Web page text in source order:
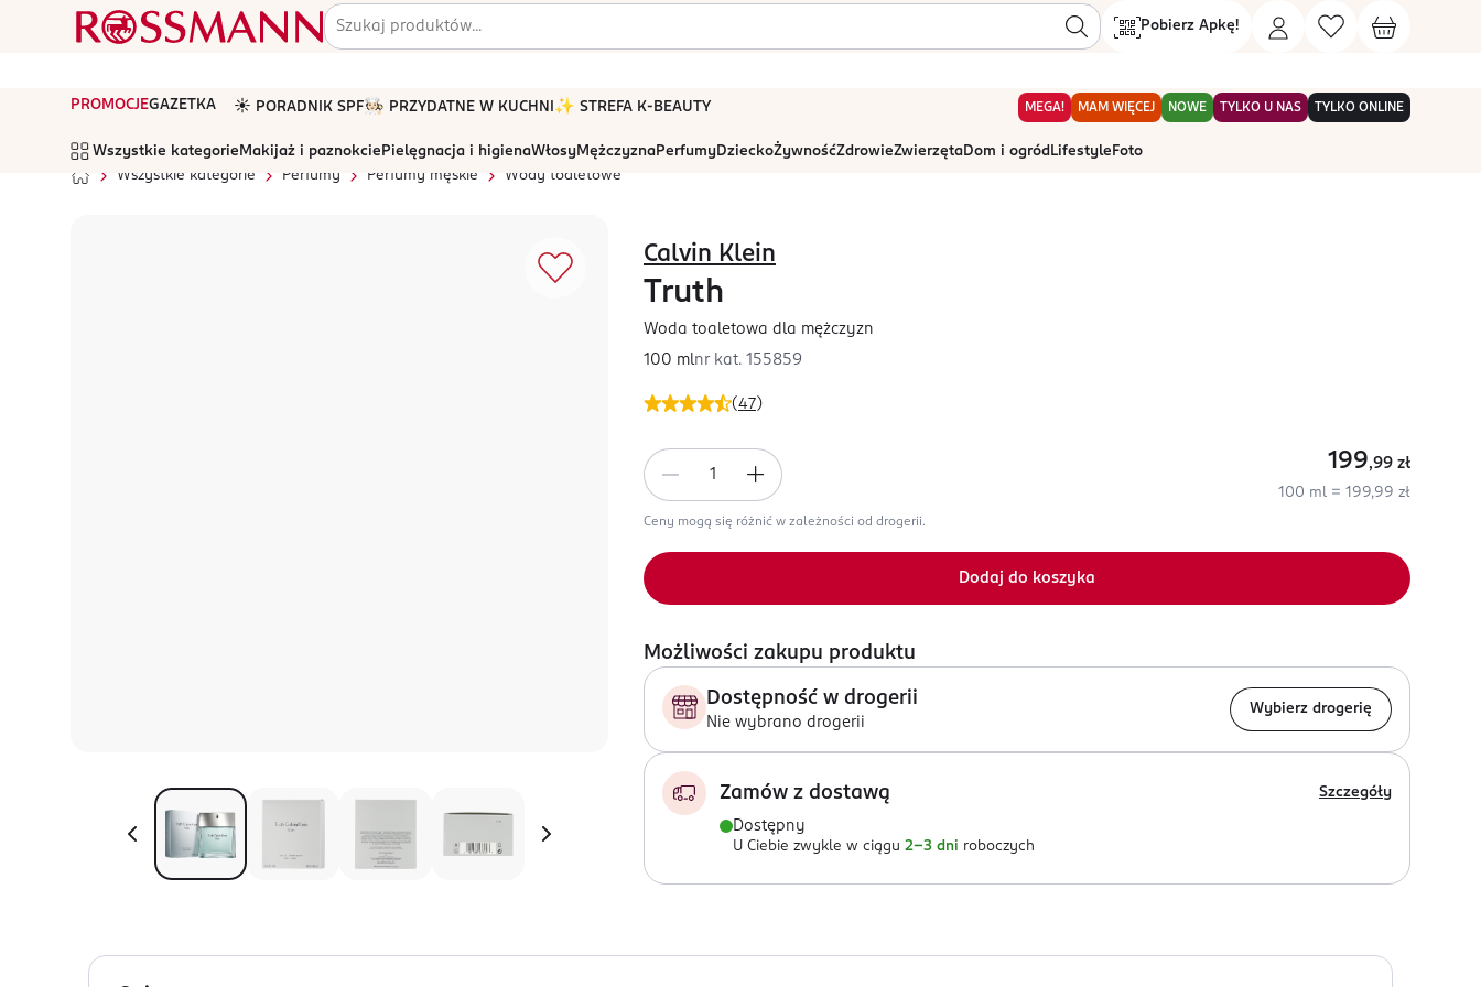
Pobierz Apkę!
PROMOCJEGAZETKA ☀️ PORADNIK SPF🧑🏻‍🍳 PRZYDATNE W KUCHNI ✨ STREFA K-BEAUTY MEGA! MAM WIĘCEJ NOWE TYLKO U NAS TYLKO ONLINE
Wszystkie kategorie Makijaż i paznokcie Pielęgnacja i higienaWłosyMężczyznaPerfumyDzieckoŻywnośćZdrowieZwierzętaDom i ogród Lifestyle Foto
Wszystkie kategorie
Perfumy Perfumy męskie Wody toaletowe
(47)
Calvin Klein
Truth
Woda toaletowa dla mężczyzn
100 mlnr kat. 155859
199,99 zł
100 ml = 199,99 zł
Ceny mogą się różnić w zależności od drogerii.
Dodaj do koszyka
Możliwości zakupu produktu
Dostępność w drogerii
Nie wybrano drogerii
Wybierz drogerię
Zamów z dostawą Szczegóły
Dostępny
U Ciebie zwykle w ciągu 2-3 dni roboczych